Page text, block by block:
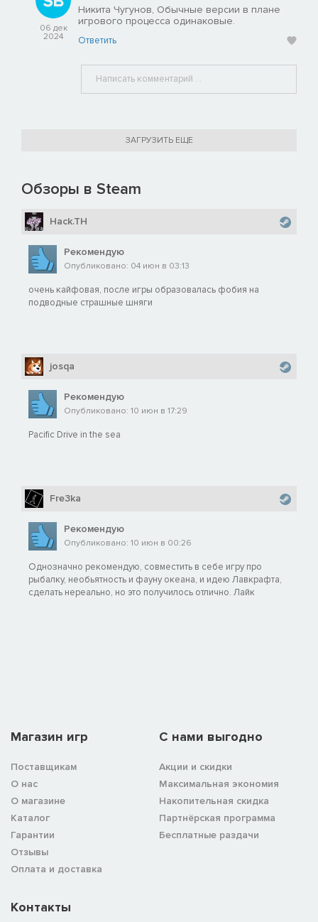
06 дек
2024
Никита Чугунов, Обычные версии в плане
игрового процесса одинаковые.
Ответить
ЗАГРУЗИТЬ ЕЩЕ
Обзоры в Steam
Hack.TH
Рекомендую
Опубликовано: 04 июн в 03:13
очень кайфовая, после игры образовалась фобия на
подводные страшные шняги
josqa
Рекомендую
Опубликовано: 10 июн в 17:29
Pacific Drive in the sea
Fre3ka
Рекомендую
Опубликовано: 10 июн в 00:26
Однозначно рекомендую, совместить в себе игру про
рыбалку, необьятность и фауну океана, и идею Лавкрафта,
сделать нереально, но это получилось отлично. Лайк
Магазин игр
Поставщикам
О нас
О магазине
Каталог
Гарантии
Отзывы
Оплата и доставка
C нами выгодно
Акции и скидки
Максимальная экономия
Накопительная скидка
Партнёрская программа
Бесплатные раздачи
Контакты